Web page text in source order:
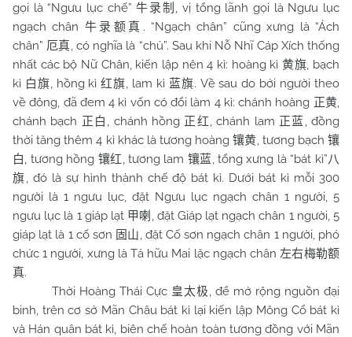
gọi là “Ngưu lục chế”牛录制 , vị tổng lãnh gọi là Ngưu lục
ngạch chân 牛录额真 . “Ngạch chân” cũng xưng là “Ách
chân” 厄真, có nghĩa là “chủ”. Sau khi Nỗ Nhĩ Cáp Xích thống
nhất các bộ Nữ Chân, kiến lập nên 4 kì: hoàng kì 黄旗, bạch
kì 白旗, hồng kì红旗, lam kì 蓝旗. Về sau do bởi người theo
về đông, đã đem 4 kì vốn có đổi làm 4 kì: chánh hoàng 正黄,
chánh bạch 正白 , chánh hồng 正红, chánh lam 正蓝 , đồng
thời tăng thêm 4 kì khác là tương hoàng镶黄, tương bạch镶
白, tương hồng 镶红, tương lam 镶蓝, tổng xưng là “bát kì”八
旗, đó là sự hình thành chế độ bát kì. Dưới bát kì mỗi 300
người là 1 ngưu lục, đặt Ngưu lục ngạch chân 1 người, 5
ngưu lục là 1 giáp lạt 甲喇 , đặt Giáp lạt ngạch chân 1 người, 5
giáp lạt là 1 cố sơn 固山, đặt Cố sơn ngạch chân 1 người, phó
chức 1 người, xưng là Tả hữu Mai lặc ngạch chân左右梅勒额
真.
Thời Hoàng Thái Cực 皇太极, để mở rộng nguồn đại
binh, trên cơ sở Mãn Châu bát kì lại kiến lập Mông Cổ bát kì
và Hán quân bát kì, biên chế hoàn toàn tương đồng với Mãn